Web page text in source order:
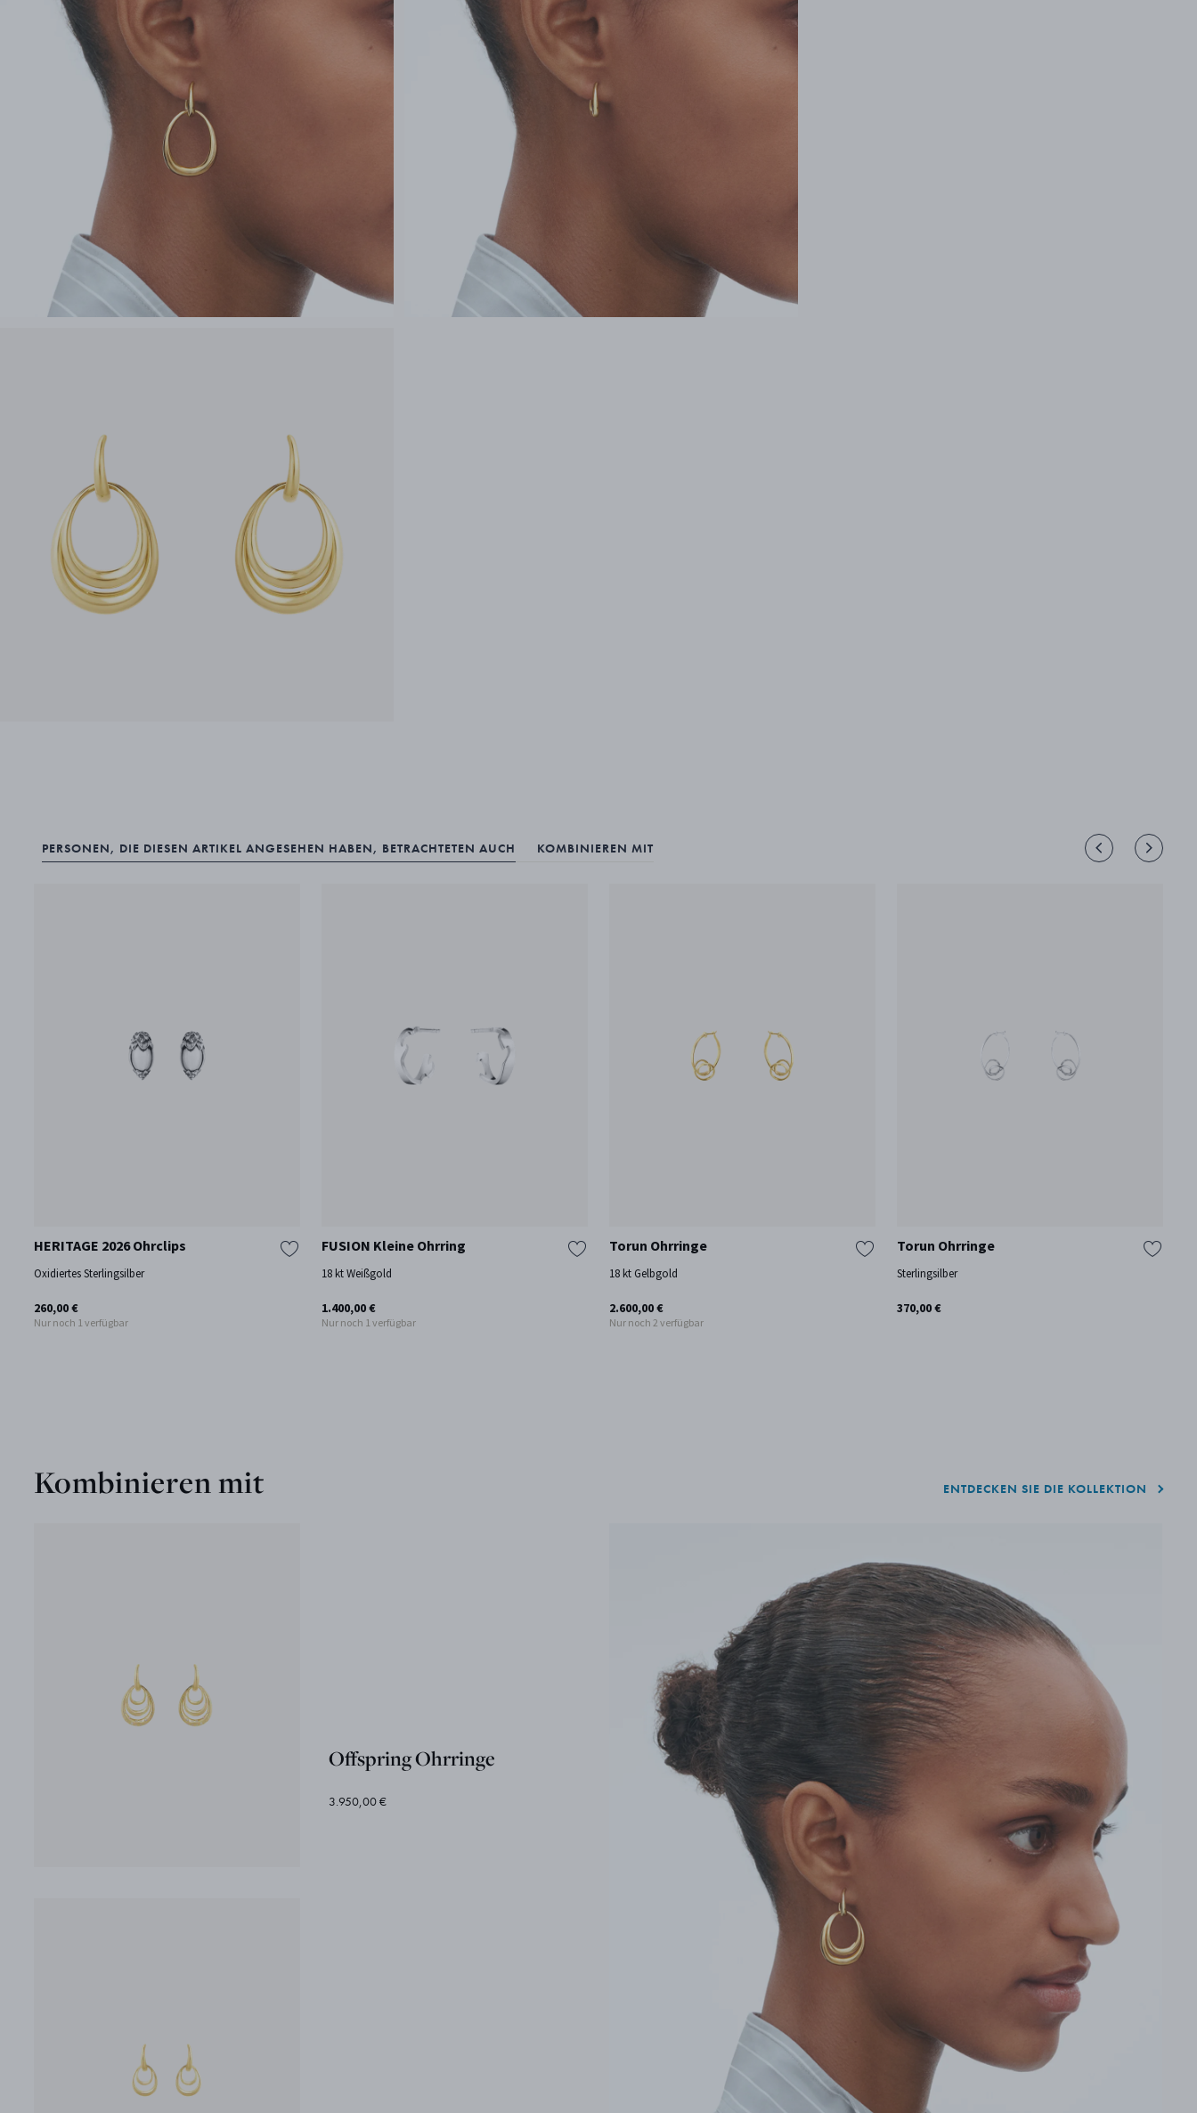
PERSONEN, DIE DIESEN ARTIKEL ANGESEHEN HABEN, BETRACHTETEN AUCH KOMBINIEREN MIT
HERITAGE 2026 Ohrclips
Oxidiertes Sterlingsilber
260,00 €
Nur noch 1 verfügbar
FUSION Kleine Ohrring
18 kt Weißgold
1.400,00 €
Nur noch 1 verfügbar
Torun Ohrringe
18 kt Gelbgold
2.600,00 €
Nur noch 2 verfügbar
Torun Ohrringe
Sterlingsilber
370,00 €
ENTDECKEN SIE DIE KOLLEKTION
Kombinieren mit
Offspring Ohrringe
3.950,00 €